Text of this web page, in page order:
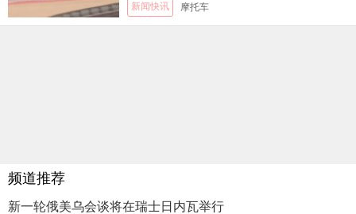
新闻快讯 摩托车
频道推荐
新一轮俄美乌会谈将在瑞士日内瓦举行